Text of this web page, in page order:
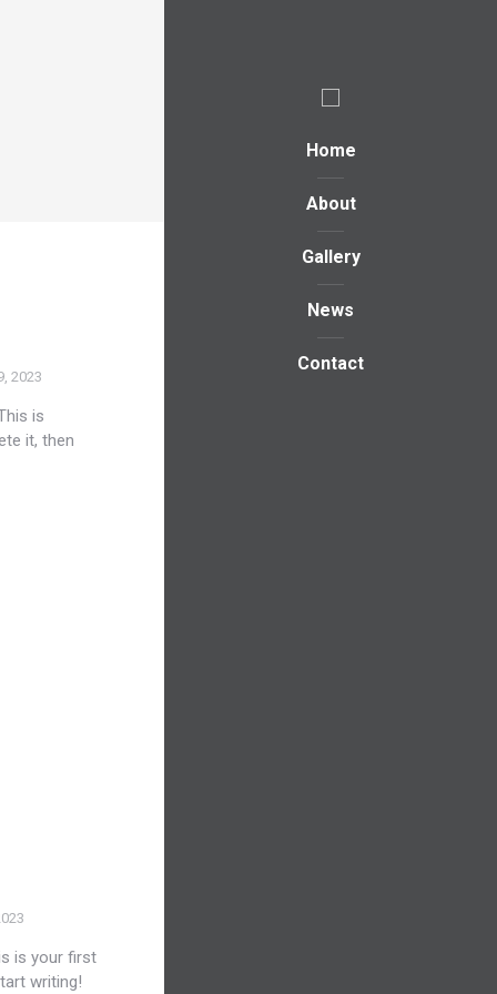
Home
About
Gallery
News
Contact
2023
is
it, then
is your first
writing!